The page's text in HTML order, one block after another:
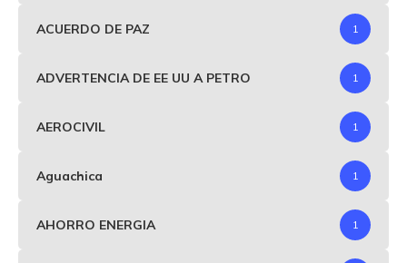
ACUERDO DE PAZ 1
ADVERTENCIA DE EE UU A PETRO 1
AEROCIVIL 1
Aguachica 1
AHORRO ENERGIA 1